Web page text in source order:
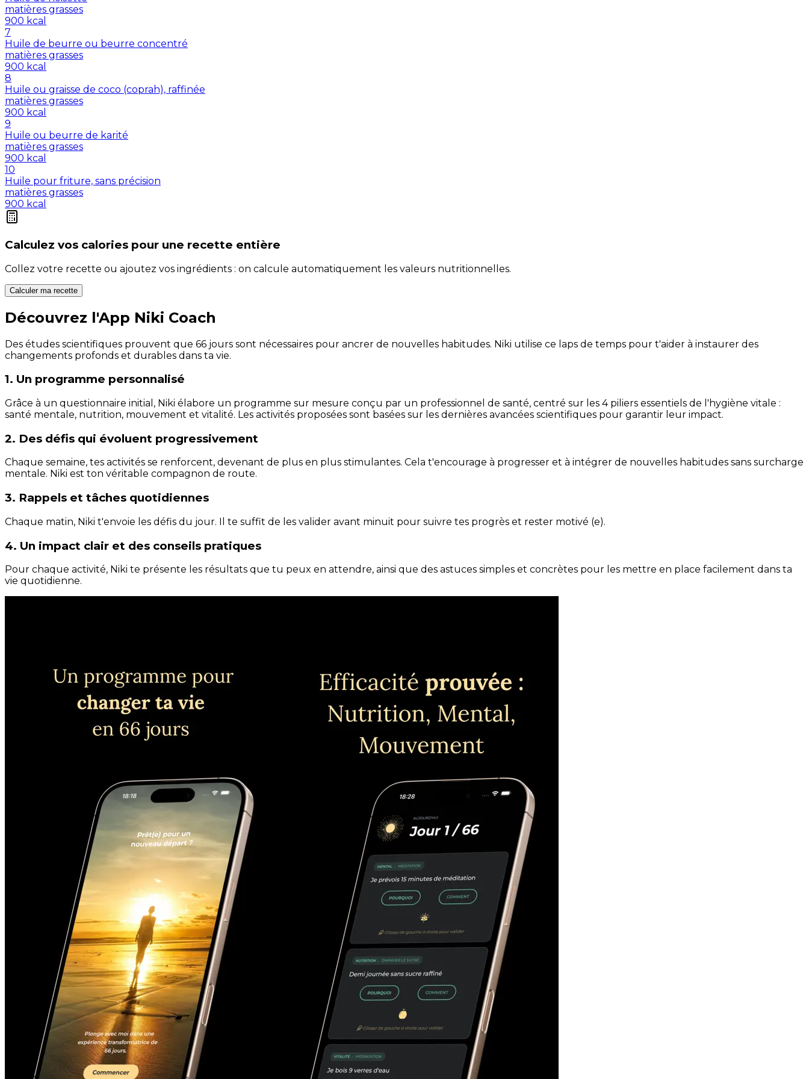
matières grasses
900 kcal
7
Huile de beurre ou beurre concentré
matières grasses
900 kcal
8
Huile ou graisse de coco (coprah), raffinée
matières grasses
900 kcal
9
Huile ou beurre de karité
matières grasses
900 kcal
10
Huile pour friture, sans précision
matières grasses
900 kcal
Calculez vos calories pour une recette entière
Collez votre recette ou ajoutez vos ingrédients : on calcule automatiquement les valeurs nutritionnelles.
Calculer ma recette
Découvrez l'App Niki Coach
Des études scientifiques prouvent que 66 jours sont nécessaires pour ancrer de nouvelles habitudes. Niki utilise ce laps de temps pour t'aider à instaurer des
changements profonds et durables dans ta vie.
1. Un programme personnalisé
Grâce à un questionnaire initial, Niki élabore un programme sur mesure conçu par un professionnel de santé, centré sur les 4 piliers essentiels de l'hygiène vitale :
santé mentale, nutrition, mouvement et vitalité. Les activités proposées sont basées sur les dernières avancées scientifiques pour garantir leur impact.
2. Des défis qui évoluent progressivement
Chaque semaine, tes activités se renforcent, devenant de plus en plus stimulantes. Cela t'encourage à progresser et à intégrer de nouvelles habitudes sans surcharge
mentale. Niki est ton véritable compagnon de route.
3. Rappels et tâches quotidiennes
Chaque matin, Niki t'envoie les défis du jour. Il te suffit de les valider avant minuit pour suivre tes progrès et rester motivé (e).
4. Un impact clair et des conseils pratiques
Pour chaque activité, Niki te présente les résultats que tu peux en attendre, ainsi que des astuces simples et concrètes pour les mettre en place facilement dans ta
vie quotidienne.